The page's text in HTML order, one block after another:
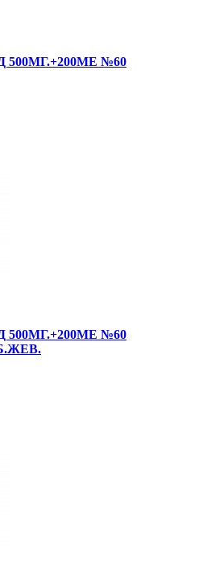
№60
№60